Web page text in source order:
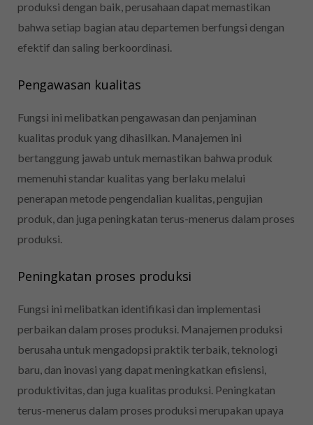
produksi dengan baik, perusahaan dapat memastikan
bahwa setiap bagian atau departemen berfungsi dengan
efektif dan saling berkoordinasi.
Pengawasan kualitas
Fungsi ini melibatkan pengawasan dan penjaminan
kualitas produk yang dihasilkan. Manajemen ini
bertanggung jawab untuk memastikan bahwa produk
memenuhi standar kualitas yang berlaku melalui
penerapan metode pengendalian kualitas, pengujian
produk, dan juga peningkatan terus-menerus dalam proses
produksi.
Peningkatan proses produksi
Fungsi ini melibatkan identifikasi dan implementasi
perbaikan dalam proses produksi. Manajemen produksi
berusaha untuk mengadopsi praktik terbaik, teknologi
baru, dan inovasi yang dapat meningkatkan efisiensi,
produktivitas, dan juga kualitas produksi. Peningkatan
terus-menerus dalam proses produksi merupakan upaya